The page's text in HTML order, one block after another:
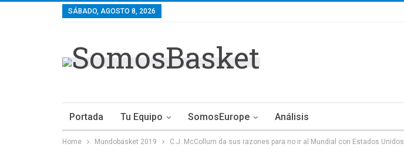
SÁBADO, AGOSTO 8, 2026
Portada Tu Equipo SomosEurope Análisis
Home Mundobasket 2019 C.J. McCollum da sus razones para no ir al Mundial con Estados Unidos